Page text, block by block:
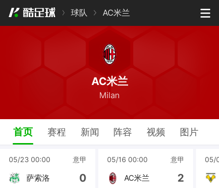
球队 AC米兰
AC米兰
Milan
首页 赛程 新闻 阵容 视频 图片
05/23 00:00 意甲
萨索洛 0
05/16 00:00 意甲
AC米兰 2
05/